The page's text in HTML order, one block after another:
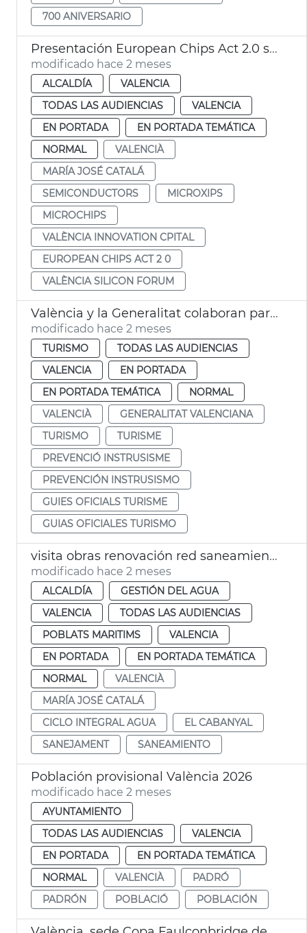
700 ANIVERSARIO
Presentación European Chips Act 2.0 semiconductos València
modificado hace 2 meses
ALCALDÍA
VALENCIA
TODAS LAS AUDIENCIAS
VALENCIA
EN PORTADA
EN PORTADA TEMÁTICA
NORMAL
VALENCIÀ
MARÍA JOSÉ CATALÁ
SEMICONDUCTORS
MICROXIPS
MICROCHIPS
VALÈNCIA INNOVATION CPITAL
EUROPEAN CHIPS ACT 2 0
VALÈNCIA SILICON FORUM
València y la Generalitat colaboran para prevenir el intrusismo en la profesión de guía oficial de turismo
modificado hace 2 meses
TURISMO
TODAS LAS AUDIENCIAS
VALENCIA
EN PORTADA
EN PORTADA TEMÁTICA
NORMAL
VALENCIÀ
GENERALITAT VALENCIANA
TURISMO
TURISME
PREVENCIÓ INSTRUSISME
PREVENCIÓN INSTRUSISMO
GUIES OFICIALS TURISME
GUIAS OFICIALES TURISMO
visita obras renovación red saneamiento Cabanyal
modificado hace 2 meses
ALCALDÍA
GESTIÓN DEL AGUA
VALENCIA
TODAS LAS AUDIENCIAS
POBLATS MARITIMS
VALENCIA
EN PORTADA
EN PORTADA TEMÁTICA
NORMAL
VALENCIÀ
MARÍA JOSÉ CATALÁ
CICLO INTEGRAL AGUA
EL CABANYAL
SANEJAMENT
SANEAMIENTO
Población provisional València 2026
modificado hace 2 meses
AYUNTAMIENTO
TODAS LAS AUDIENCIAS
VALENCIA
EN PORTADA
EN PORTADA TEMÁTICA
NORMAL
VALENCIÀ
PADRÓ
PADRÓN
POBLACIÓ POBLACIÓN